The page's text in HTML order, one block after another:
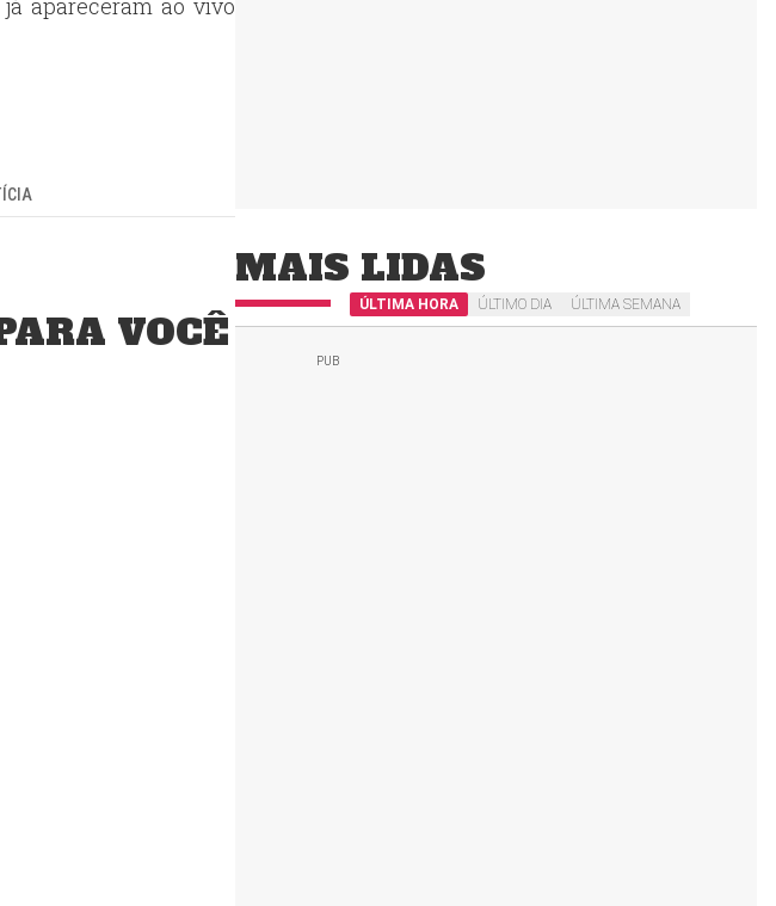
apareceram ao vivo
VOCÊ
MAIS LIDAS
ÚLTIMA HORA ÚLTIMO DIA ÚLTIMA SEMANA